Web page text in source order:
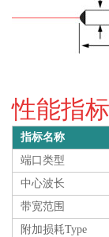
性能指
指标名称
端口类型
中心波长
带宽范围
附加损耗Type